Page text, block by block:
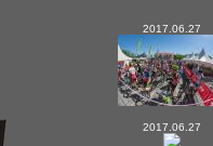
2017.06.27
2017.06.27